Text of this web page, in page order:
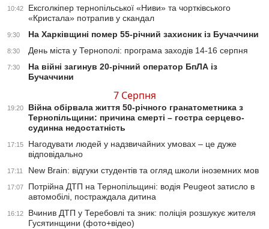
10:42
Ексголкіпер тернопільської «Ниви» та чортківського
«Кристала» потрапив у скандал
9:30 На Харківщині помер 55-річний захисник із Бучаччини
8:30 День міста у Тернополі: програма заходів 14-16 серпня
7:30
На війні загинув 20-річний оператор БпЛА із
Бучаччини
7 Серпня
19:20
Війна обірвала життя 50-річного гранатометника з
Тернопільщини: причина смерті – гостра серцево-
судинна недостатність
17:15
Нагодувати людей у надзвичайних умовах – це дуже
відповідально
17:11 New Brain: відгуки студентів та огляд школи іноземних мов
17:07
Потрійна ДТП на Тернопільщині: водія Peugeot затисло в
автомобілі, постраждала дитина
16:12
Вчинив ДТП у Теребовлі та зник: поліція розшукує жителя
Гусятинщини (фото+відео)